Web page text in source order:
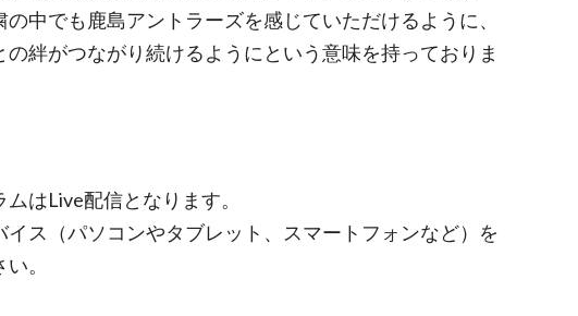
の中でも鹿島アントラーズを感じていただけるように、
の絆がつながり続けるようにという意味を持っておりま
はLive配信となります。
イス（パソコンやタブレット、スマートフォンなど）を
。